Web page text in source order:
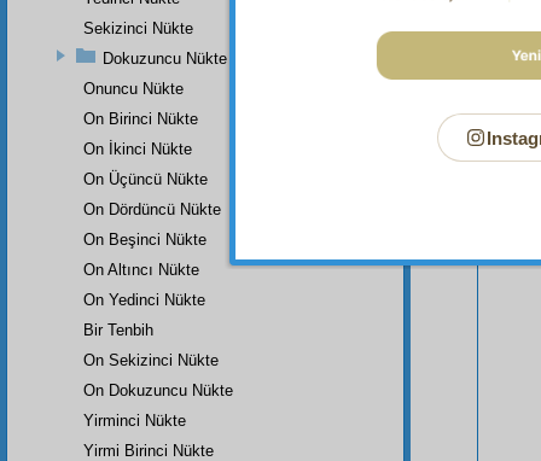
Bu
Sekizinci Nükte
Dokuzuncu Nükte
Onuncu Nükte
On Birinci Nükte
On İkinci Nükte
On Üçüncü Nükte
On Dördüncü Nükte
On Beşinci Nükte
On Altıncı Nükte
On Yedinci Nükte
Bir Tenbih
On Sekizinci Nükte
On Dokuzuncu Nükte
Yirminci Nükte
Yirmi Birinci Nükte